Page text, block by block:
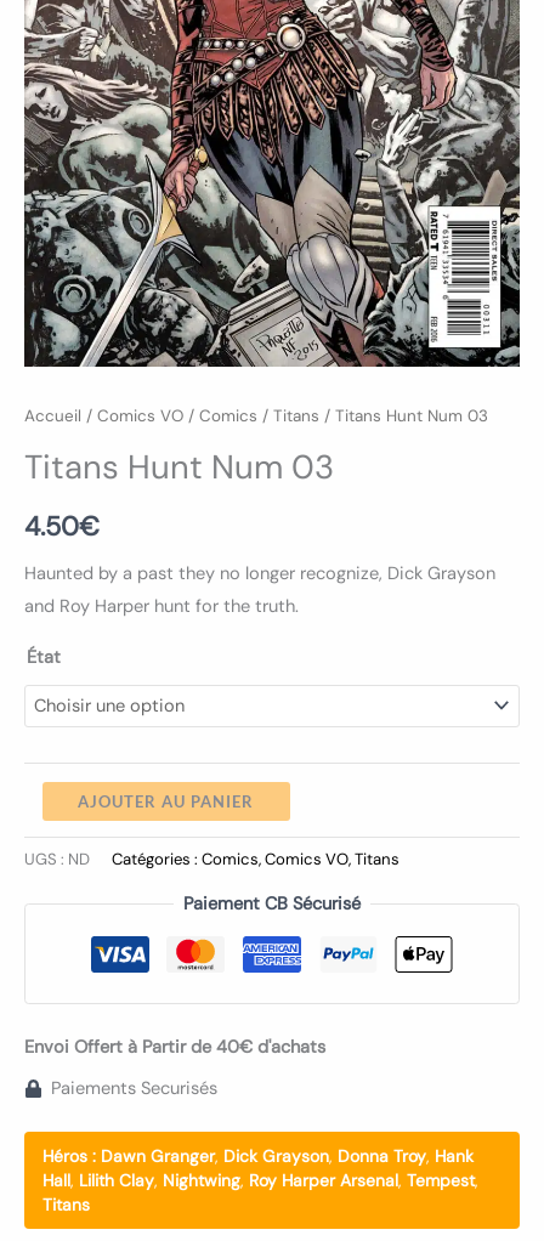
Accueil / Comics VO / Comics / Titans / Titans Hunt Num 03
Titans Hunt Num 03
4.50€
Haunted by a past they no longer recognize, Dick Grayson
and Roy Harper hunt for the truth.
État
AJOUTER AU PANIER
UGS : ND Catégories : Comics,Comics VO,Titans
Paiement CB Sécurisé
Envoi Offert à Partir de 40€ d'achats
Paiements Securisés
Héros : Dawn Granger, Dick Grayson, Donna Troy, Hank
Hall, Lilith Clay, Nightwing, Roy Harper Arsenal, Tempest,
Titans